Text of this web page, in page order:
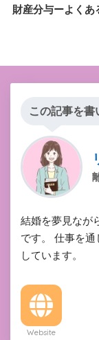
財産分与ーよくあ
この記事を書
結婚を夢見なが
です。 仕事を
しています。
Website